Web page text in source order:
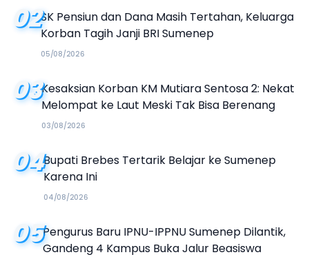
02SK Pensiun dan Dana Masih Tertahan, Keluarga
Korban Tagih Janji BRI Sumenep
05/08/2026
03Kesaksian Korban KM Mutiara Sentosa 2: Nekat
Melompat ke Laut Meski Tak Bisa Berenang
03/08/2026
04Bupati Brebes Tertarik Belajar ke Sumenep
Karena Ini
04/08/2026
05Pengurus Baru IPNU-IPPNU Sumenep Dilantik,
Gandeng 4 Kampus Buka Jalur Beasiswa